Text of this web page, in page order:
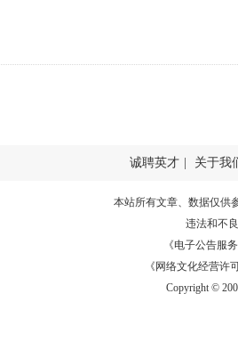
诚聘英才 关于我
本站所有文章、数据仅供
违法和不
《电子公告服务
《网络文化经营许
Copyright ©